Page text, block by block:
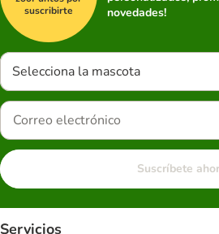
suscribirte
novedades!
Selecciona la mascota
Suscríbete
Servicios